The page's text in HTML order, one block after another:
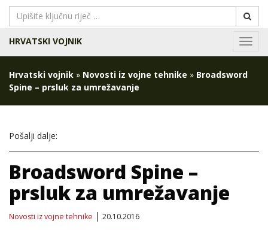
HRVATSKI VOJNIK
Hrvatski vojnik » Novosti iz vojne tehnike » Broadsword
Spine – prsluk za umrežavanje
Pošalji dalje:
Broadsword Spine –
prsluk za umrežavanje
Novosti iz vojne tehnike 20.10.2016